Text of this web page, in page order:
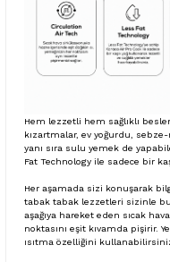
Hem lezzetli hem sağlıklı
kızartmalar, ev yoğurdu,
yanı sıra sulu yemek de
Fat Technology ile sadece bir
Her aşamada sizi konuşarak
tabak tabak lezzetleri sizinle
aşağıya hareket eden sıcak
noktasını eşit kıvamda pişirir.
ısıtma özelliğini